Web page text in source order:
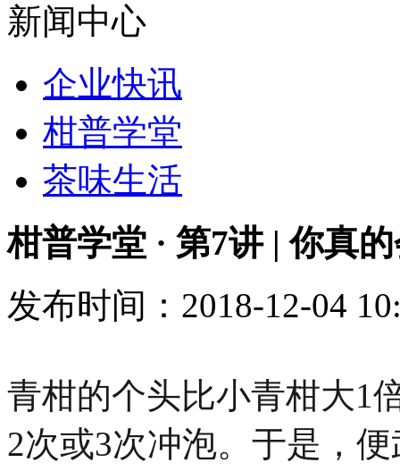
新闻中心
企业快讯
柑普学堂
茶味生活
柑普学堂 · 第7讲 | 你真
发布时间：2018-12-04
青柑的个头比小青柑大1
2次或3次冲泡。于是，